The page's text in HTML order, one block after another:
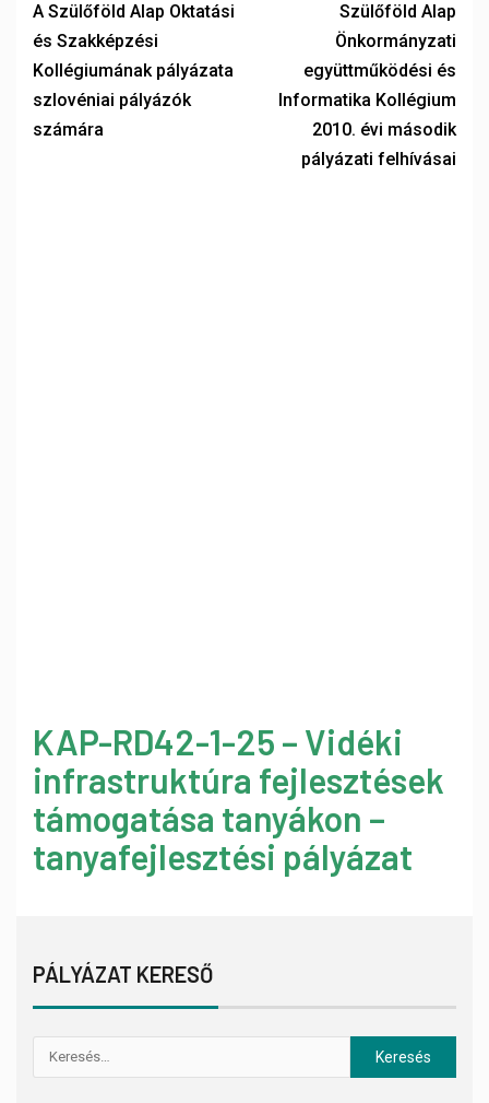
A Szülőföld Alap Oktatási
és Szakképzési
Kollégiumának pályázata
szlovéniai pályázók
számára
Szülőföld Alap
Önkormányzati
együttműködési és
Informatika Kollégium
2010. évi második
pályázati felhívásai
KAP-RD42-1-25 – Vidéki
infrastruktúra fejlesztések
támogatása tanyákon –
tanyafejlesztési pályázat
PÁLYÁZAT KERESŐ